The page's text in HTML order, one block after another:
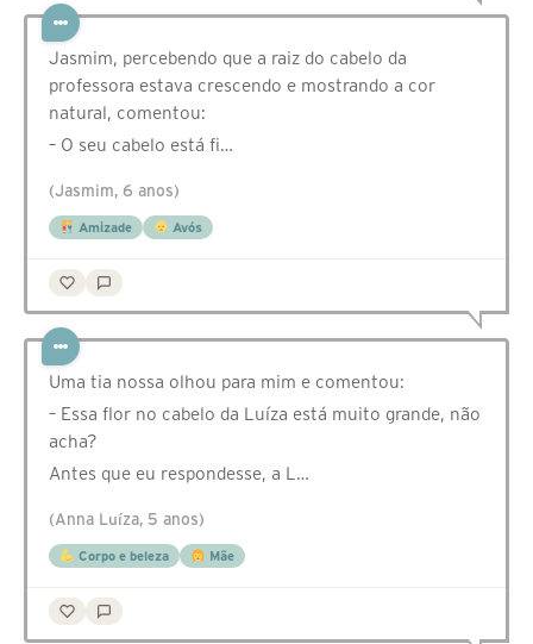
Jasmim, percebendo que a raiz do cabelo da
professora estava crescendo e mostrando a cor
natural, comentou:
– O seu cabelo está fi…
(Jasmim, 6 anos)
Amizade Avós
Uma tia nossa olhou para mim e comentou:
– Essa flor no cabelo da Luíza está muito grande, não
acha?
Antes que eu respondesse, a L…
(Anna Luíza, 5 anos)
Corpo e beleza Mãe